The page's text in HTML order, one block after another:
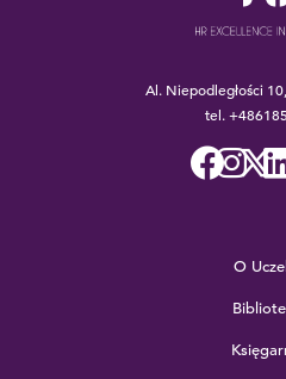
Al. Niepodległości
tel.
O